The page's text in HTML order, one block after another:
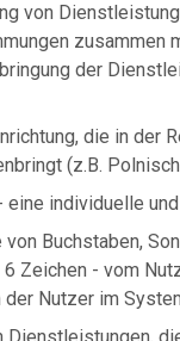
von
zusammen
der
die in der
(z.B.
eine individuelle
Buchstaben,
Zeichen - vom
Nutzer im